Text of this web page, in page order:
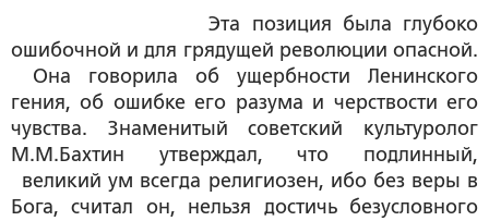
Эта позиция была глубоко
ошибочной и для грядущей революции опасной.
Она говорила об ущербности Ленинского
гения, об ошибке его разума и черствости его
чувства. Знаменитый советский культуролог
М.М.Бахтин утверждал, что подлинный,
великий ум всегда религиозен, ибо без веры в
Бога, считал он, нельзя достичь безусловного